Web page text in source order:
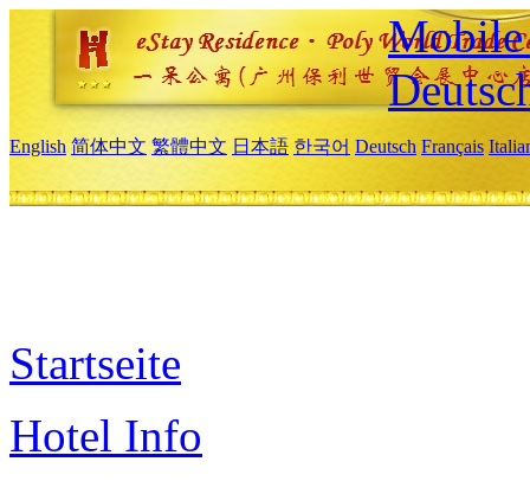
Mobile
English 简体中文 繁體中文 日本語 한국어 Deutsch Français
Startseite
Hotel Info